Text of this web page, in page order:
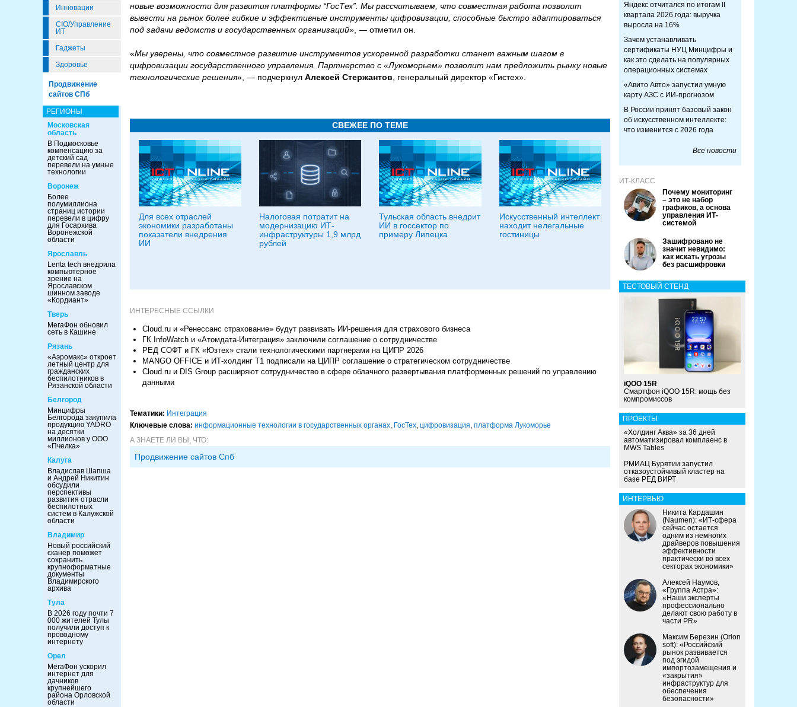
Инновации
CIO/Управление
ИТ
Гаджеты
Здоровье
Продвижение
сайтов СПб
РЕГИОНЫ
Московская
область
В Подмосковье
компенсацию за
детский сад
перевели на умные
технологии
Воронеж
Более
полумиллиона
страниц истории
перевели в цифру
для Госархива
Воронежской
области
Ярославль
Lenta tech внедрила
компьютерное
зрение на
Ярославском
шинном заводе
«Кордиант»
Тверь
МегаФон обновил
сеть в Кашине
Рязань
«Аэромакс» откроет
летный центр для
гражданских
беспилотников в
Рязанской области
Белгород
Минцифры
Белгорода закупила
продукцию YADRO
на десятки
миллионов у ООО
«Пчелка»
Калуга
Владислав Шапша
и Андрей Никитин
обсудили
перспективы
развития отрасли
беспилотных
систем в Калужской
области
Владимир
Новый российский
сканер поможет
сохранить
крупноформатные
документы
Владимирского
архива
Тула
В 2026 году почти 7
000 жителей Тулы
получили доступ к
проводному
интернету
Орел
МегаФон ускорил
интернет для
дачников
крупнейшего
района Орловской
области
новые возможности для развития платформы “ГосТех”. Мы рассчитываем, что совместная работа позволит
вывести на рынок более гибкие и эффективные инструменты цифровизации, способные быстро адаптироваться
под задачи ведомств и государственных организаций», — отметил он.
«Мы уверены, что совместное развитие инструментов ускоренной разработки станет важным шагом в
цифровизации государственного управления. Партнерство с «Лукоморьем» позволит нам предложить рынку новые
технологические решения», — подчеркнул Алексей Стержантов , генеральный директор «Гистех».
СВЕЖЕЕ ПО ТЕМЕ
Для всех отраслей
экономики разработаны
показатели внедрения
ИИ
Налоговая потратит на
модернизацию ИТ-
инфраструктуры 1,9 млрд
рублей
Тульская область внедрит
ИИ в госсектор по
примеру Липецка
Искусственный интеллект
находит нелегальные
гостиницы
ИНТЕРЕСНЫЕ ССЫЛКИ
Cloud.ru и «Ренессанс страхование» будут развивать ИИ-решения для страхового бизнеса
ГК InfoWatch и «Атомдата-Интеграция» заключили соглашение о сотрудничестве
РЕД СОФТ и ГК «Юзтех» стали технологическими партнерами на ЦИПР 2026
MANGO OFFICE и ИТ-холдинг Т1 подписали на ЦИПР соглашение о стратегическом сотрудничестве
Cloud.ru и DIS Group расширяют сотрудничество в сфере облачного развертывания платформенных решений по управлению
данными
Тематики: Интеграция
Ключевые слова: информационные технологии в государственных органах, ГосТех, цифровизация, платформа Лукоморье
А ЗНАЕТЕ ЛИ ВЫ, ЧТО:
Продвижение сайтов Спб
Яндекс отчитался по итогам II
квартала 2026 года: выручка
выросла на 16%
Зачем устанавливать
сертификаты НУЦ Минцифры и
как это сделать на популярных
операционных системах
«Авито Авто» запустил умную
карту АЗС с ИИ-прогнозом
В России принят базовый закон
об искусственном интеллекте:
что изменится с 2026 года
Все новости
ИТ-КЛАСС
Почему мониторинг
– это не набор
графиков, а основа
управления ИТ-
системой
Зашифровано не
значит невидимо:
как искать угрозы
без расшифровки
ТЕСТОВЫЙ СТЕНД
iQOO 15R
Смартфон iQOO 15R: мощь без
компромиссов
ПРОЕКТЫ
«Холдинг Аква» за 36 дней
автоматизировал комплаенс в
MWS Tables
РМИАЦ Бурятии запустил
отказоустойчивый кластер на
базе РЕД ВИРТ
ИНТЕРВЬЮ
Никита Кардашин
(Naumen): «ИТ-сфера
сейчас остается
одним из немногих
драйверов повышения
эффективности
практически во всех
секторах экономики»
Алексей Наумов,
«Группа Астра»:
«Наши эксперты
профессионально
делают свою работу в
части PR»
Максим Березин (Orion
soft): «Российский
рынок развивается
под эгидой
импортозамещения и
«закрытия»
инфраструктур для
обеспечения
безопасности»